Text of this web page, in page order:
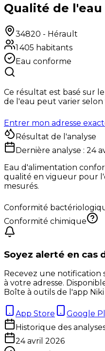
Qualité de l'eau
34820 - Hérault
1 405 habitants
Eau conforme
Ce résultat est basé sur
de l'eau peut varier
Entrer mon adresse
Résultat de l'analyse
Dernière analyse : 24
Eau d'alimentation
qualité en vigueur pour
mesurés.
Conformité
Conformité chimique
Soyez alerté en cas
Recevez une notification
à votre adresse.
Boîte à outils de l'app Niki
App Store
Google
Historique des
24 avril 2026